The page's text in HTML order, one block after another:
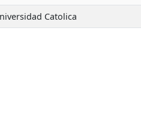
Catolica